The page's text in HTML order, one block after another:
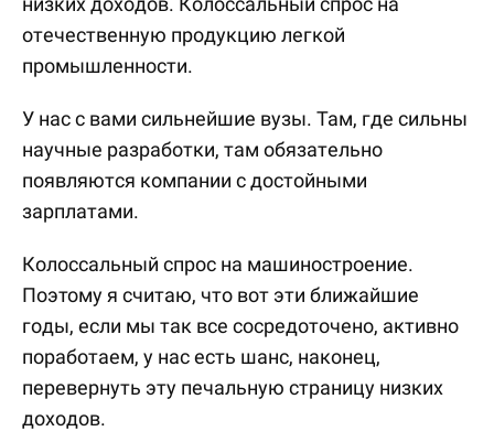
отечественную продукцию легкой
промышленности.
У нас с вами сильнейшие вузы. Там, где сильны
научные разработки, там обязательно
появляются компании с достойными
зарплатами.
Колоссальный спрос на машиностроение.
Поэтому я считаю, что вот эти ближайшие
годы, если мы так все сосредоточено, активно
поработаем, у нас есть шанс, наконец,
перевернуть эту печальную страницу низких
доходов.